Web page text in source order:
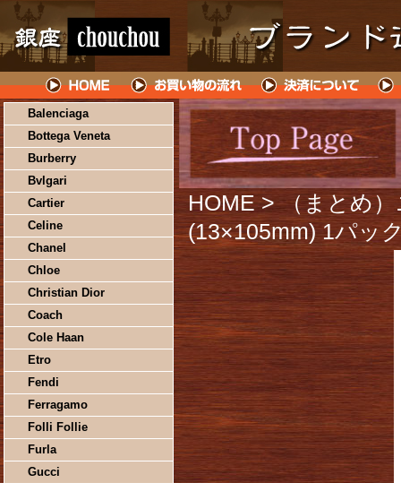
Balenciaga
Bottega Veneta
Burberry
Bvlgari
Cartier
Celine
Chanel
Chloe
Christian Dior
Coach
Cole Haan
Etro
Fendi
Ferragamo
Folli Follie
Furla
Gucci
HOME > （まとめ
(13×105mm) 1パッ